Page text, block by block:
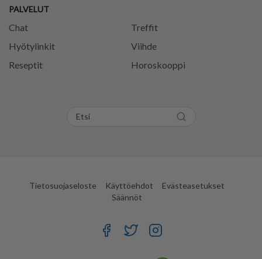
PALVELUT
Chat
Treffit
Hyötylinkit
Viihde
Reseptit
Horoskooppi
Tietosuojaseloste Käyttöehdot
Evästeasetukset
Säännöt